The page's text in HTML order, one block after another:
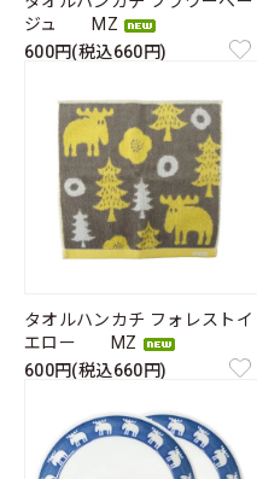
ジュ MZ
600円(税込660円)
タオルハンカチ フォレストイ
エロー MZ
600円(税込660円)